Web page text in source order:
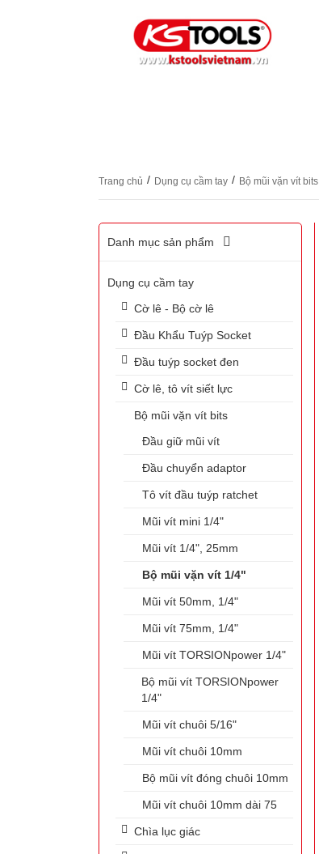
Trang chủ / Dụng cụ cầm tay / Bộ mũi vặn vít bits
Danh mục sản phẩm
Dụng cụ cầm tay
Cờ lê - Bộ cờ lê
Đầu Khẩu Tuýp Socket
Đầu tuýp socket đen
Cờ lê, tô vít siết lực
Bộ mũi vặn vít bits
Đầu giữ mũi vít
Đầu chuyển adaptor
Tô vít đầu tuýp ratchet
Mũi vít mini 1/4"
Mũi vít 1/4", 25mm
Bộ mũi vặn vít 1/4"
Mũi vít 50mm, 1/4"
Mũi vít 75mm, 1/4"
Mũi vít TORSIONpower 1/4"
Bộ mũi vít TORSIONpower
1/4"
Mũi vít chuôi 5/16"
Mũi vít chuôi 10mm
Bộ mũi vít đóng chuôi 10mm
Mũi vít chuôi 10mm dài 75
Chìa lục giác